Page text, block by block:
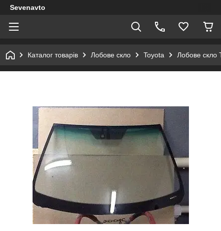
Sevenavto
Каталог товарів Лобове скло Toyota Лобове скло